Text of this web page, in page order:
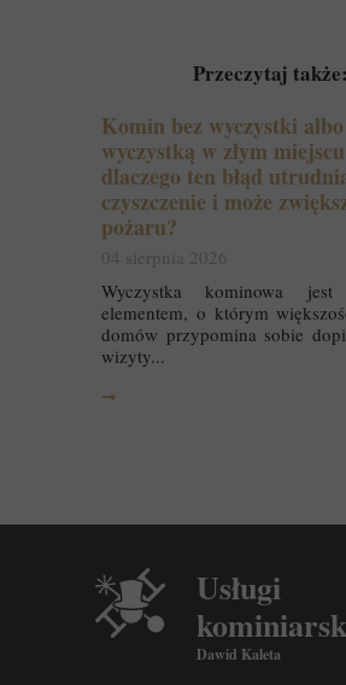
Przeczytaj także:
Komin bez wyczystki
wyczystką w złym
dlaczego ten błąd
czyszczenie i może
pożaru?
04 sierpnia 2026
Wyczystka kominowa jest
elementem, o którym
domów przypomina sobie
wizyty...
➞
Usługi
Dawid Kaleta